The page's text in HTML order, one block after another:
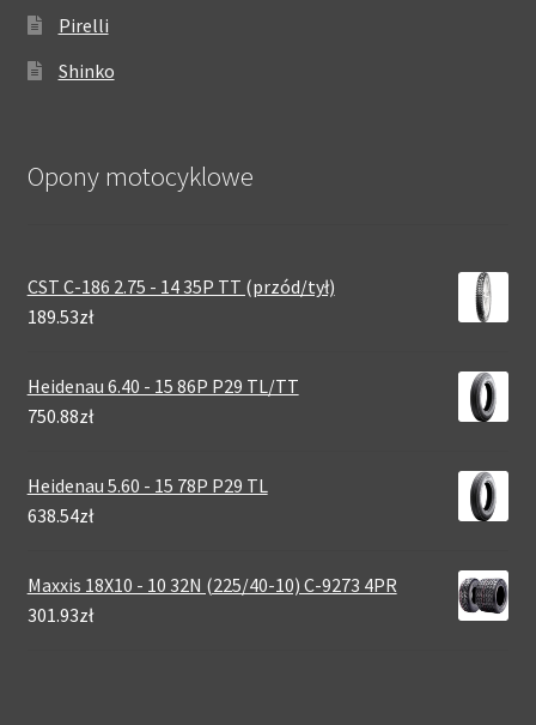
Pirelli
Shinko
Opony motocyklowe
CST C-186 2.75 - 14 35P TT (przód/tył)
189.53zł
Heidenau 6.40 - 15 86P P29 TL/TT
750.88zł
Heidenau 5.60 - 15 78P P29 TL
638.54zł
Maxxis 18X10 - 10 32N (225/40-10) C-9273 4PR
301.93zł